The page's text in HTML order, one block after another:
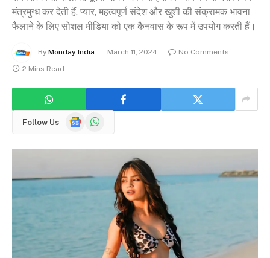
मंत्रमुग्ध कर देती हैं, प्यार, महत्वपूर्ण संदेश और खुशी की संक्रामक भावना
फैलाने के लिए सोशल मीडिया को एक कैनवास के रूप में उपयोग करती हैं।
By Monday India March 11, 2024
No Comments
2 Mins Read
Follow Us
GoogleWhatsApp